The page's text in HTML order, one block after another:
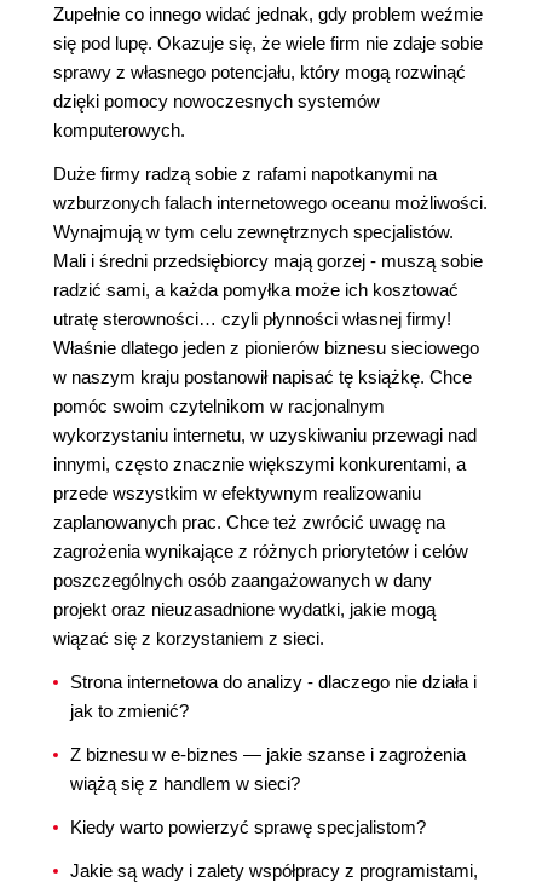
Zupełnie co innego widać jednak, gdy problem weźmie
się pod lupę. Okazuje się, że wiele firm nie zdaje sobie
sprawy z własnego potencjału, który mogą rozwinąć
dzięki pomocy nowoczesnych systemów
komputerowych.
Duże firmy radzą sobie z rafami napotkanymi na
wzburzonych falach internetowego oceanu możliwości.
Wynajmują w tym celu zewnętrznych specjalistów.
Mali i średni przedsiębiorcy mają gorzej - muszą sobie
radzić sami, a każda pomyłka może ich kosztować
utratę sterowności… czyli płynności własnej firmy!
Właśnie dlatego jeden z pionierów biznesu sieciowego
w naszym kraju postanowił napisać tę książkę. Chce
pomóc swoim czytelnikom w racjonalnym
wykorzystaniu internetu, w uzyskiwaniu przewagi nad
innymi, często znacznie większymi konkurentami, a
przede wszystkim w efektywnym realizowaniu
zaplanowanych prac. Chce też zwrócić uwagę na
zagrożenia wynikające z różnych priorytetów i celów
poszczególnych osób zaangażowanych w dany
projekt oraz nieuzasadnione wydatki, jakie mogą
wiązać się z korzystaniem z sieci.
Strona internetowa do analizy - dlaczego nie działa i
jak to zmienić?
Z biznesu w e-biznes — jakie szanse i zagrożenia
wiążą się z handlem w sieci?
Kiedy warto powierzyć sprawę specjalistom?
Jakie są wady i zalety współpracy z programistami,